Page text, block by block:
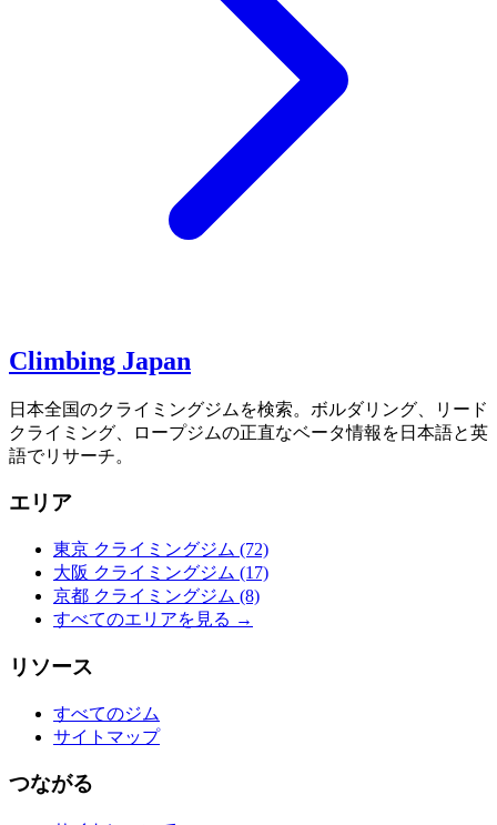
Climbing Japan
日本全国のクライミングジムを検索。ボルダリング、リード
クライミング、ロープジムの正直なベータ情報を日本語と英
語でリサーチ。
エリア
東京 クライミングジム (72)
大阪 クライミングジム (17)
京都 クライミングジム (8)
すべてのエリアを見る →
リソース
すべてのジム
サイトマップ
つながる